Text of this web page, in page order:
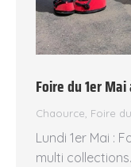
Foire du 1er
Chaource, Foire
Lundi 1er Mai :
multi